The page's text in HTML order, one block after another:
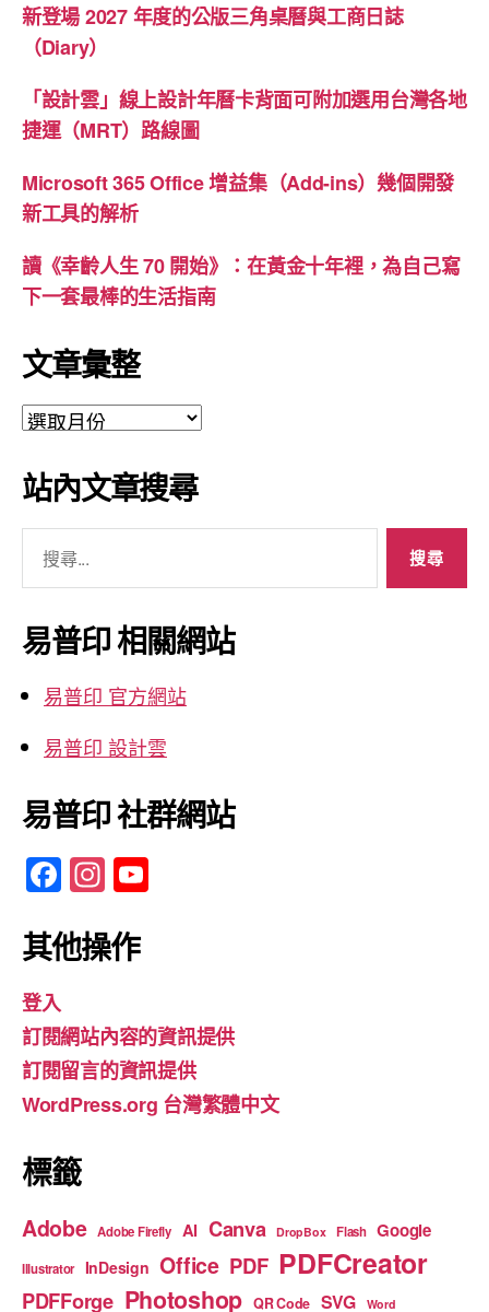
新登場 2027 年度的公版三角桌曆與工商日誌
（Diary）
「設計雲」線上設計年曆卡背面可附加選用台灣各地
捷運（MRT）路線圖
Microsoft 365 Office 增益集（Add-ins）幾個開發
新工具的解析
讀《幸齡人生 70 開始》：在黃金十年裡，為自己寫
下一套最棒的生活指南
文章彙整
文
彙
整
站內文章搜尋
關
鍵
字:
易普印 相關網站
易普印 官方網站
易普印 設計雲
易普印 社群網站
F
a
c
b
o
o
k
In
st
a
gr
a
m
u
b
e
其他操作
登入
訂閱網站內容的資訊提供
訂閱留言的資訊提供
WordPress.org 台灣繁體中文
標籤
Adobe Adobe Firefly AI Canva DropBox Flash Google
Illustrator InDesign Office PDF PDFCreator
PDFForge Photoshop QR Code SVG Word